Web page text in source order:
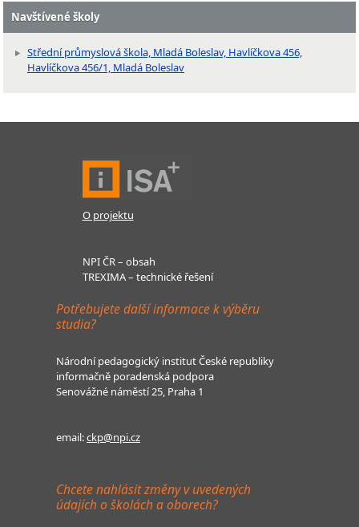
Navštívené školy
Střední průmyslová škola, Mladá Boleslav, Havlíčkova 456,
Havlíčkova 456/1, Mladá Boleslav
O projektu
NPI ČR – obsah
TREXIMA – technické řešení
Potřebujete další informace k výběru
studia?
Národní pedagogický institut České republiky
informačně poradenská podpora
Senovážné náměstí 25, Praha 1
email:ckp@npi.cz
Chcete nahlásit změny v uvedených
údajích o školách a oborech?